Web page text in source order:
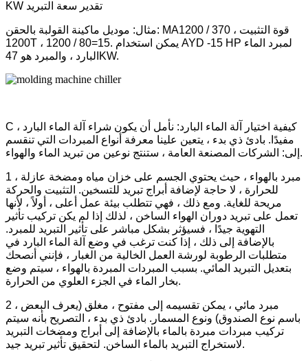
KW تقدير سعة التبريد
مثال: موديل ماكينة القولبة بالحقن: MA1200 / 370 ، قوة التثبيت
1200T ، 1200 / 80=15. يمكن استخدام AYD -15 HP لمبرد الماء
البارد ، والمبرد هو 47KW.
C ، كيفية اختيار آلة الماء البارد: نأمل أن يكون شراء آلة الماء البارد
مفيدًا. بادئ ذي بدء ، يتعين علينا معرفة أنواع المبردات التي تنقسم
إلى: الشركات المصنعة العامة ، ستنتج نوعين من تبريد الماء والهواء.
1 ، مبرد بالهواء ، حيث يحتوي الجسم على خزان مياه ومضخة عازلة
للحرارة ، لا حاجة لإضافة أبراج تبريد للتسخين. التثبيت والحركة
مريحة للغاية. ومع ذلك ، فهي تتطلب بيئة عمل أعلى ، أولاً ، لأنها
تعمل على تبريد دوران الهواء الساخن ، لذلك إذا لم يكن تركيب تأثير
التهوية جيدًا ، فسيؤثر بشكل مباشر على تأثير التبريد للمبرد.
بالإضافة إلى ذلك ، إذا كنت ترغب في وضع آلة الماء البارد في
متطلبات الرطوبة لورشة العمل الخالية من الغبار ، فإنني أنصحك
بتعديل التبريد المائي. بسبب المبردات المبردة بالهواء ، سيتم وضع
بخار الماء في الجزء العلوي من الحرارة.
2 ، مبرد مائي ، يمكن تقسيمه إلى مفتوح ، مغلق (يعرف البعض
باسم نوع الصندوق) ونوع المسمار. بادئ ذي بدء ، التصريح بأنه سيتم
تركيب مبردات مبردة بالماء بالإضافة إلى أبراج ومضخات التبريد
لاستخراج التبريد بالماء الساخن. لتحقيق تأثير تبريد جيد.